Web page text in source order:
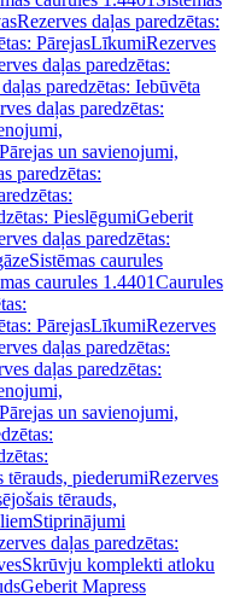
Rezerves daļas paredzētas:
PārejasLīkumiRezerves
daļas paredzētas:
paredzētas: Iebūvēta
daļas paredzētas:
un savienojumi,
paredzētas:
PieslēgumiGeberit
daļas paredzētas:
Sistēmas caurules
caurules 1.4401Caurules
PārejasLīkumiRezerves
daļas paredzētas:
daļas paredzētas:
un savienojumi,
tērauds, piederumiRezerves
tērauds,
Stiprinājumi
daļas paredzētas:
Skrūvju komplekti atloku
Geberit Mapress